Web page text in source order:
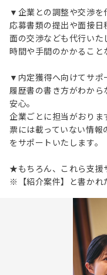
▼企業との調整や交渉を
応募書類の提出や面接
面の交渉なども代行いた
時間や手間のかかること
▼内定獲得へ向けてサポ
履歴書の書き方がわか
安心。
企業ごとに担当がおりま
票には載っていない情報
をサポートいたします。
★もちろん、これら支援
※【紹介案件】と書かれ